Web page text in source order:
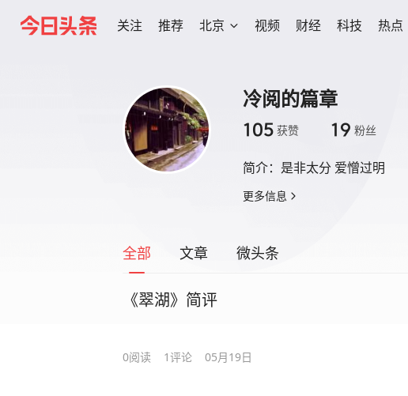
关注 推荐 北京 视频 财经 科技 热点
冷阅的篇章
105 获赞 19 粉丝
简介： 是非太分 爱憎过明
更多信息
全部 文章 微头条
《翠湖》简评
0阅读 1评论 05月19日